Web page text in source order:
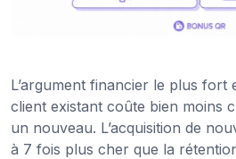
L’argument financier le plus fort
client existant coûte bien moins
un nouveau. L’acquisition de
à 7 fois plus cher que la